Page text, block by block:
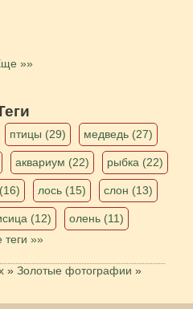
»»
птицы (29) медведь (27)
аквариум (22) рыбка (22)
лось (15) слон (13)
(12)
олень (11)
теги »»
» Золотые фотографии »